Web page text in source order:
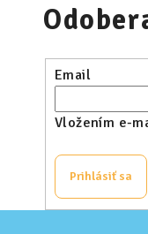
Email
Vložením e-
Prihlásiť sa